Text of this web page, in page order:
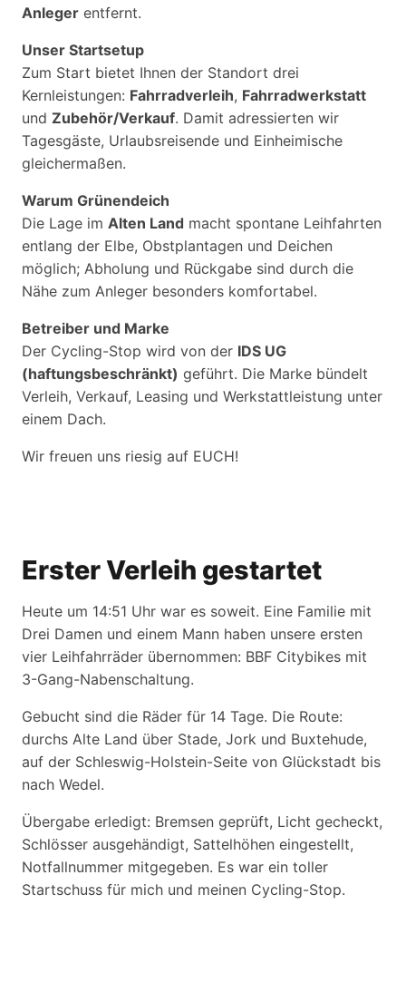
Anleger entfernt.
Unser Startsetup
Zum Start bietet Ihnen der Standort drei
Kernleistungen: Fahrradverleih, Fahrradwerkstatt
und Zubehör/Verkauf. Damit adressierten wir
Tagesgäste, Urlaubsreisende und Einheimische
gleichermaßen.
Warum Grünendeich
Die Lage im Alten Land macht spontane Leihfahrten
entlang der Elbe, Obstplantagen und Deichen
möglich; Abholung und Rückgabe sind durch die
Nähe zum Anleger besonders komfortabel.
Betreiber und Marke
Der Cycling-Stop wird von der IDS UG
(haftungsbeschränkt) geführt. Die Marke bündelt
Verleih, Verkauf, Leasing und Werkstattleistung unter
einem Dach.
Wir freuen uns riesig auf EUCH!
Erster Verleih gestartet
Heute um 14:51 Uhr war es soweit. Eine Familie mit
Drei Damen und einem Mann haben unsere ersten
vier Leihfahrräder übernommen: BBF Citybikes mit
3-Gang-Nabenschaltung.
Gebucht sind die Räder für 14 Tage. Die Route:
durchs Alte Land über Stade, Jork und Buxtehude,
auf der Schleswig-Holstein-Seite von Glückstadt bis
nach Wedel.
Übergabe erledigt: Bremsen geprüft, Licht gecheckt,
Schlösser ausgehändigt, Sattelhöhen eingestellt,
Notfallnummer mitgegeben. Es war ein toller
Startschuss für mich und meinen Cycling-Stop.